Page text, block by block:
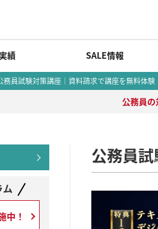
績 SALE情報
員試験対策講座｜資料請求で講座を無料体験
公務員
公務員
中！